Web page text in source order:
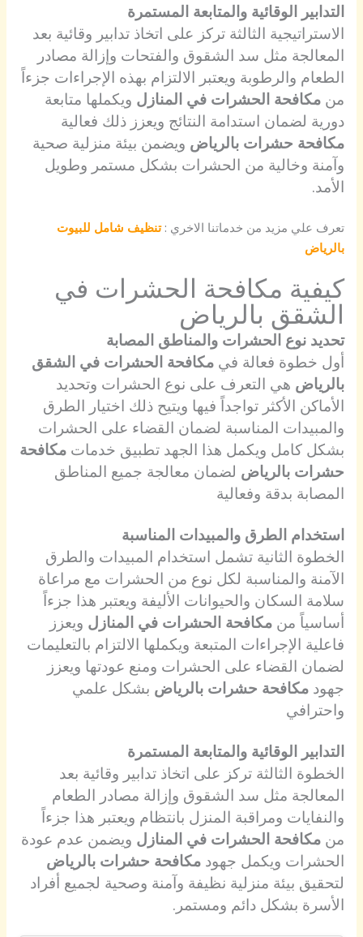
التدابير الوقائية والمتابعة المستمرة
الاستراتيجية الثالثة تركز على اتخاذ تدابير وقائية بعد
المعالجة مثل سد الشقوق والفتحات وإزالة مصادر
الطعام والرطوبة ويعتبر الالتزام بهذه الإجراءات جزءاً
منمكافحة الحشرات في المنازل ويكملها متابعة
دورية لضمان استدامة النتائج ويعزز ذلك فعالية
مكافحة حشرات بالرياض ويضمن بيئة منزلية صحية
وآمنة وخالية من الحشرات بشكل مستمر وطويل
الأمد.
تعرف علي مزيد من خدماتنا الاخري :تنظيف شامل للبيوت
بالرياض
كيفية مكافحة الحشرات في
الشقق بالرياض
تحديد نوع الحشرات والمناطق المصابة
أول خطوة فعالة فيمكافحة الحشرات في الشقق
بالرياض هي التعرف على نوع الحشرات وتحديد
الأماكن الأكثر تواجداً فيها ويتيح ذلك اختيار الطرق
والمبيدات المناسبة لضمان القضاء على الحشرات
بشكل كامل ويكمل هذا الجهد تطبيق خدماتمكافحة
حشرات بالرياض لضمان معالجة جميع المناطق
المصابة بدقة وفعالية
استخدام الطرق والمبيدات المناسبة
الخطوة الثانية تشمل استخدام المبيدات والطرق
الآمنة والمناسبة لكل نوع من الحشرات مع مراعاة
سلامة السكان والحيوانات الأليفة ويعتبر هذا جزءاً
أساسياً منمكافحة الحشرات في المنازل ويعزز
فاعلية الإجراءات المتبعة ويكملها الالتزام بالتعليمات
لضمان القضاء على الحشرات ومنع عودتها ويعزز
جهودمكافحة حشرات بالرياض بشكل علمي
واحترافي
التدابير الوقائية والمتابعة المستمرة
الخطوة الثالثة تركز على اتخاذ تدابير وقائية بعد
المعالجة مثل سد الشقوق وإزالة مصادر الطعام
والنفايات ومراقبة المنزل بانتظام ويعتبر هذا جزءاً
منمكافحة الحشرات في المنازل ويضمن عدم عودة
الحشرات ويكمل جهودمكافحة حشرات بالرياض
لتحقيق بيئة منزلية نظيفة وآمنة وصحية لجميع أفراد
الأسرة بشكل دائم ومستمر.